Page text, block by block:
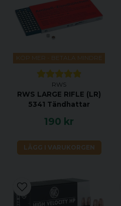
KÖP MER - BETALA MINDRE
RWS
RWS LARGE RIFLE (LR)
5341 Tändhattar
190 kr
LÄGG I VARUKORGEN